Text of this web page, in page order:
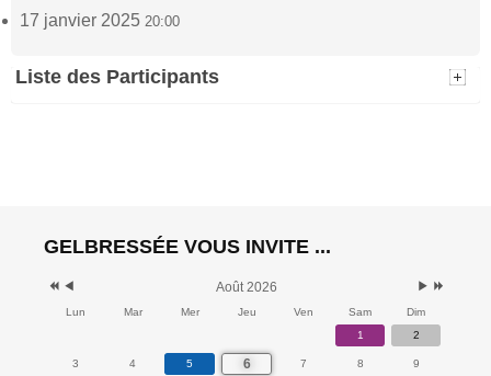
17 janvier 2025 20:00
Liste des Participants
(2)
18 janvier 2025 - 20:00
Jassogne
18 janvier 2025 - 20:00
Frison Carine
(4)
Tanguy Auspert
(4)
18 janvier 2025 - 20:00
GELBRESSÉE VOUS INVITE ...
Août 2026
Lun Mar Mer Jeu Ven Sam
Dim
1
2
3 4 5 6 7 8 9